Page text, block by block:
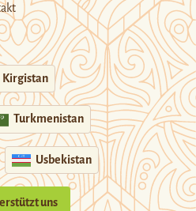
Kirgistan
Turkmenistan
Usbekistan
uns